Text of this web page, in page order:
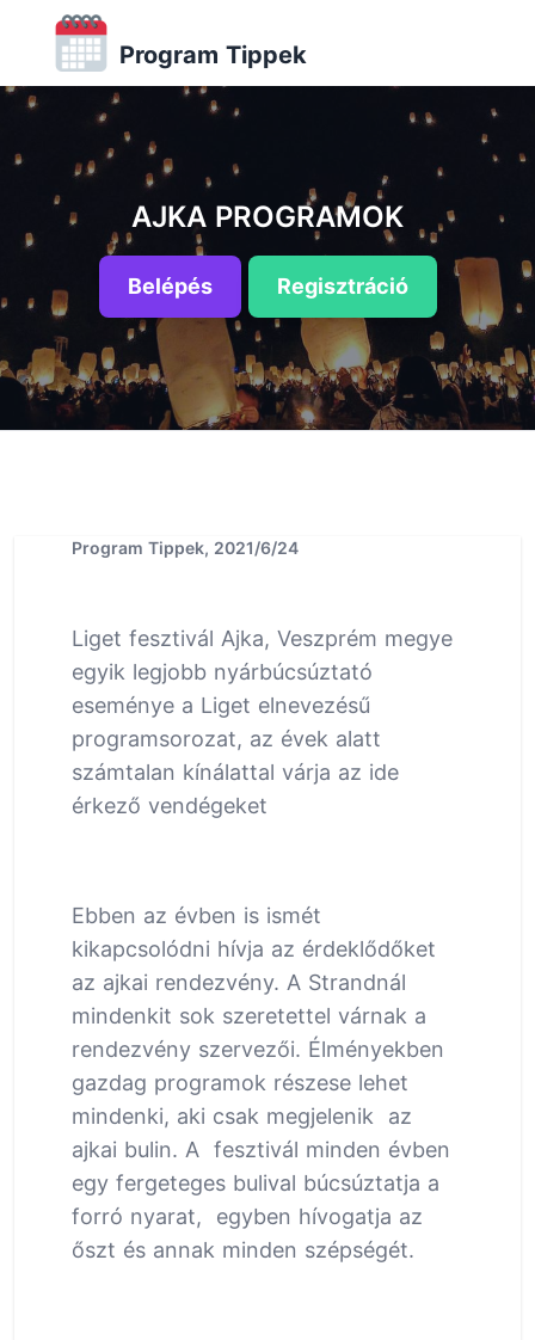
Program Tippek
AJKA PROGRAMOK
Belépés Regisztráció
Program Tippek, 2021/6/24
Liget fesztivál Ajka, Veszprém megye
egyik legjobb nyárbúcsúztató
eseménye a Liget elnevezésű
programsorozat, az évek alatt
számtalan kínálattal várja az ide
érkező vendégeket
Ebben az évben is ismét
kikapcsolódni hívja az érdeklődőket
az ajkai rendezvény. A Strandnál
mindenkit sok szeretettel várnak a
rendezvény szervezői. Élményekben
gazdag programok részese lehet
mindenki, aki csak megjelenik az
ajkai bulin. A fesztivál minden évben
egy fergeteges bulival búcsúztatja a
forró nyarat, egyben hívogatja az
őszt és annak minden szépségét.